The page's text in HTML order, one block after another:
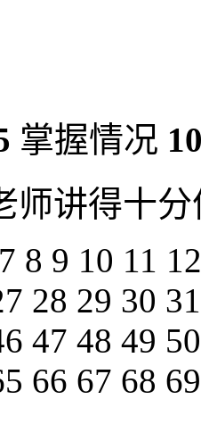
掌握情况
师讲得十分
7 8 9 10 11
28 29 30
47 48 49
66 67 68